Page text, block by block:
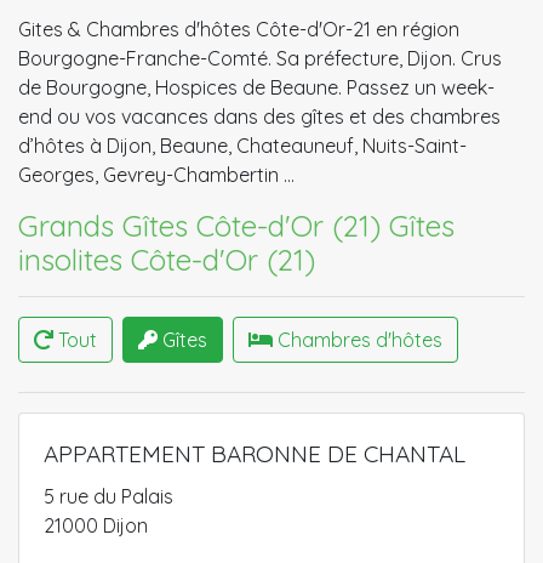
Gites & Chambres d'hôtes Côte-d'Or-21 en région
Bourgogne-Franche-Comté. Sa préfecture, Dijon. Crus
de Bourgogne, Hospices de Beaune. Passez un week-
end ou vos vacances dans des gîtes et des chambres
d’hôtes à Dijon, Beaune, Chateauneuf, Nuits-Saint-
Georges, Gevrey-Chambertin …
Grands Gîtes Côte-d'Or (21) Gîtes
insolites Côte-d'Or (21)
Tout Gîtes Chambres d'hôtes
APPARTEMENT BARONNE DE CHANTAL
5 rue du Palais
21000 Dijon